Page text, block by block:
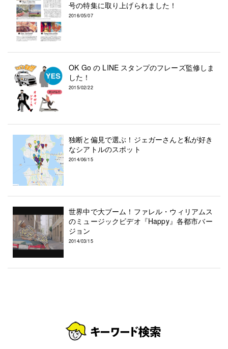
号の特集に取り上げられました！
2016/05/07
OK Go の LINE スタンプのフレーズ監修しま
した！
2015/02/22
独断と偏見で選ぶ！ジェガーさんと私が好き
なシアトルのスポット
2014/06/15
世界中で大ブーム！ファレル・ウィリアムス
のミュージックビデオ『Happy』各都市バー
ジョン
2014/03/15